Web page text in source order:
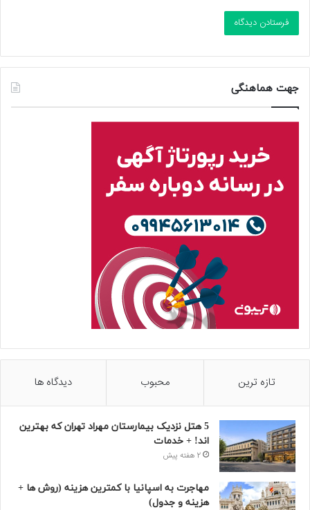
جهت هماهنگی
تازه ترین محبوب دیدگاه ها
5 هتل نزدیک بیمارستان مهراد تهران که بهترین‌
اند! + خدمات
2 هفته پیش
مهاجرت به اسپانیا با کمترین هزینه (روش ها +
هزینه و جدول)